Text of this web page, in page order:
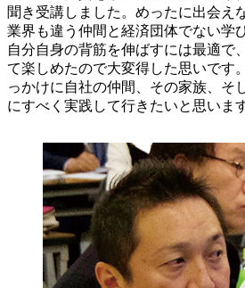
聞き受講しました。めったに出会え
業界も違う仲間と経済団体でない学
自分自身の背筋を伸ばすには最適で
て楽しめたので大変得した思いです
っかけに自社の仲間、その家族、そ
にすべく実践して行きたいと思います